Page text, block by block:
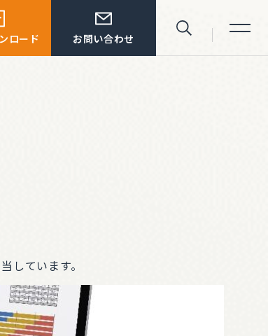
ロード お問い合わせ サイト内検索
しています。